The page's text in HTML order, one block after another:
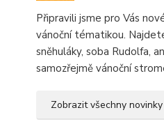
Připravili jsme pro Vás
vánoční tématikou.
sněhuláky, soba Rudolfa,
samozřejmě vánoční
Zobrazit všechny novinky